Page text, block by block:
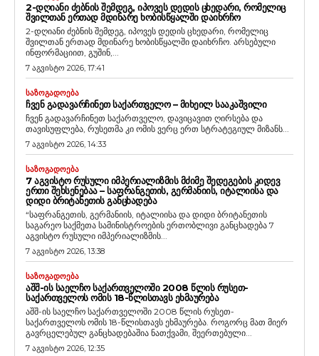
2-ᲓᲦᲘᲐᲜᲘ ᲫᲔᲑᲜᲘᲡ ᲨᲔᲛᲓᲔᲒ, ᲘᲞᲝᲕᲔᲡ ᲓᲔᲓᲘᲡ ᲪᲮᲔᲓᲐᲠᲘ, ᲠᲝᲛᲔᲚᲘᲪ
ᲨᲕᲘᲚᲗᲐᲜ ᲔᲠᲗᲐᲓ ᲛᲓᲘᲜᲐᲠᲔ ᲮᲝᲑᲘᲡᲬᲧᲐᲚᲨᲘ ᲓᲐᲘᲮᲠᲩᲝ
2-დღიანი ძებნის შემდეგ, იპოვეს დედის ცხედარი, რომელიც
შვილთან ერთად მდინარე ხობისწყალში დაიხრჩო. არსებული
ინფორმაციით, გუშინ,...
7 აგვისტო 2026, 17:41
ᲡᲐᲖᲝᲒᲐᲓᲝᲔᲑᲐ
ᲩᲕᲔᲜ ᲒᲐᲓᲐᲕᲐᲠᲩᲘᲜᲔᲗ ᲡᲐᲥᲐᲠᲗᲕᲔᲚᲝ – ᲛᲘᲮᲔᲘᲚ ᲡᲐᲐᲙᲐᲨᲕᲘᲚᲘ
ჩვენ გადავარჩინეთ საქართველო, დავიცავით ღირსება და
თავისუფლება, რუსეთმა კი ომის ვერც ერთ სტრატეგიულ მიზანს...
7 აგვისტო 2026, 14:33
ᲡᲐᲖᲝᲒᲐᲓᲝᲔᲑᲐ
7 ᲐᲒᲕᲘᲡᲢᲝ ᲠᲣᲡᲣᲚᲘ ᲘᲛᲞᲔᲠᲘᲐᲚᲘᲖᲛᲘᲡ ᲛᲫᲘᲛᲔ ᲨᲔᲓᲔᲒᲔᲑᲘᲡ ᲙᲘᲓᲔᲕ
ᲔᲠᲗᲘ ᲨᲔᲮᲡᲔᲜᲔᲑᲐᲐ – ᲡᲐᲤᲠᲐᲜᲒᲔᲗᲘᲡ, ᲒᲔᲠᲛᲐᲜᲘᲘᲡ, ᲘᲢᲐᲚᲘᲘᲡᲐ ᲓᲐ
ᲓᲘᲓᲘ ᲑᲠᲘᲢᲐᲜᲔᲗᲘᲡ ᲒᲐᲜᲪᲮᲐᲓᲔᲑᲐ
“საფრანგეთის, გერმანიის, იტალიისა და დიდი ბრიტანეთის
საგარეო საქმეთა სამინისტროების ერთობლივი განცხადება 7
აგვისტო რუსული იმპერიალიზმის...
7 აგვისტო 2026, 13:38
ᲡᲐᲖᲝᲒᲐᲓᲝᲔᲑᲐ
ᲐᲨᲨ-ᲘᲡ ᲡᲐᲔᲚᲩᲝ ᲡᲐᲥᲐᲠᲗᲕᲔᲚᲝᲨᲘ 2008 ᲬᲚᲘᲡ ᲠᲣᲡᲔᲗ-
ᲡᲐᲥᲐᲠᲗᲕᲔᲚᲝᲡ ᲝᲛᲘᲡ 18-ᲬᲚᲘᲡᲗᲐᲕᲡ ᲔᲮᲛᲐᲣᲠᲔᲑᲐ
აშშ-ის საელჩო საქართველოში 2008 წლის რუსეთ-
საქართველოს ომის 18-წლისთავს ეხმაურება. როგორც მათ მიერ
გავრცელებულ განცხადებაშია ნათქვამი, შეერთებული...
7 აგვისტო 2026, 12:35